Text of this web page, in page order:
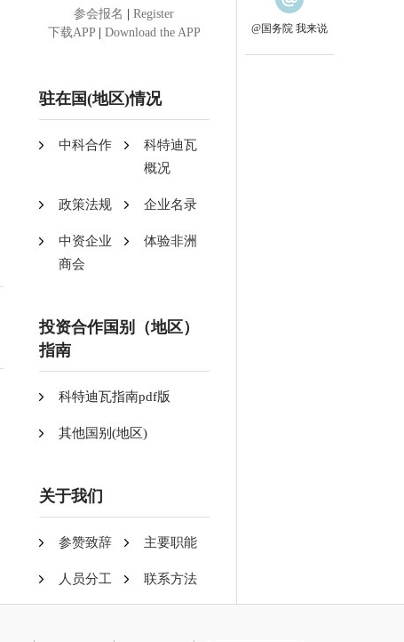
参会报名 |Register
下载APP| Download the APP
驻在国(地区)情况
中科合作
科特迪瓦
概况
政策法规 企业名录
中资企业
商会
体验非洲
投资合作国别（地区）
指南
科特迪瓦指南pdf版
其他国别(地区)
关于我们
参赞致辞 主要职能
人员分工 联系方法
@国务院 我来说